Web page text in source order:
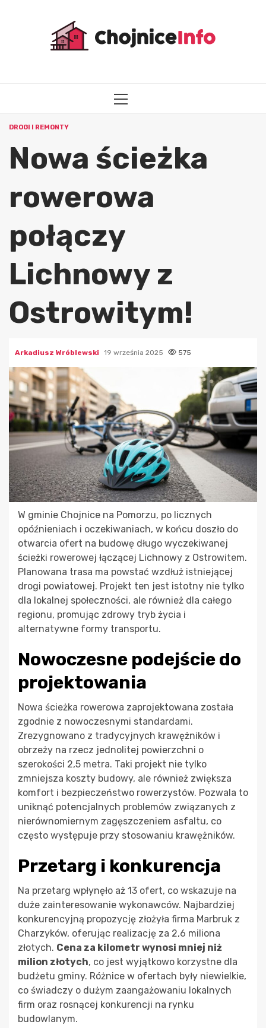
MENU
DROGI I REMONTY
Nowa ścieżka
rowerowa
połączy
Lichnowy z
Ostrowitym!
Arkadiusz Wróblewski 19 września 2025 575
W gminie Chojnice na Pomorzu, po licznych
opóźnieniach i oczekiwaniach, w końcu doszło do
otwarcia ofert na budowę długo wyczekiwanej
ścieżki rowerowej łączącej Lichnowy z Ostrowitem.
Planowana trasa ma powstać wzdłuż istniejącej
drogi powiatowej. Projekt ten jest istotny nie tylko
dla lokalnej społeczności, ale również dla całego
regionu, promując zdrowy tryb życia i
alternatywne formy transportu.
Nowoczesne podejście do
projektowania
Nowa ścieżka rowerowa zaprojektowana została
zgodnie z nowoczesnymi standardami.
Zrezygnowano z tradycyjnych krawężników i
obrzeży na rzecz jednolitej powierzchni o
szerokości 2,5 metra. Taki projekt nie tylko
zmniejsza koszty budowy, ale również zwiększa
komfort i bezpieczeństwo rowerzystów. Pozwala to
uniknąć potencjalnych problemów związanych z
nierównomiernym zagęszczeniem asfaltu, co
często występuje przy stosowaniu krawężników.
Przetarg i konkurencja
Na przetarg wpłynęło aż 13 ofert, co wskazuje na
duże zainteresowanie wykonawców. Najbardziej
konkurencyjną propozycję złożyła firma Marbruk z
Charzyków, oferując realizację za 2,6 miliona
złotych. Cena za kilometr wynosi mniej niż
milion złotych, co jest wyjątkowo korzystne dla
budżetu gminy. Różnice w ofertach były niewielkie,
co świadczy o dużym zaangażowaniu lokalnych
firm oraz rosnącej konkurencji na rynku
budowlanym.